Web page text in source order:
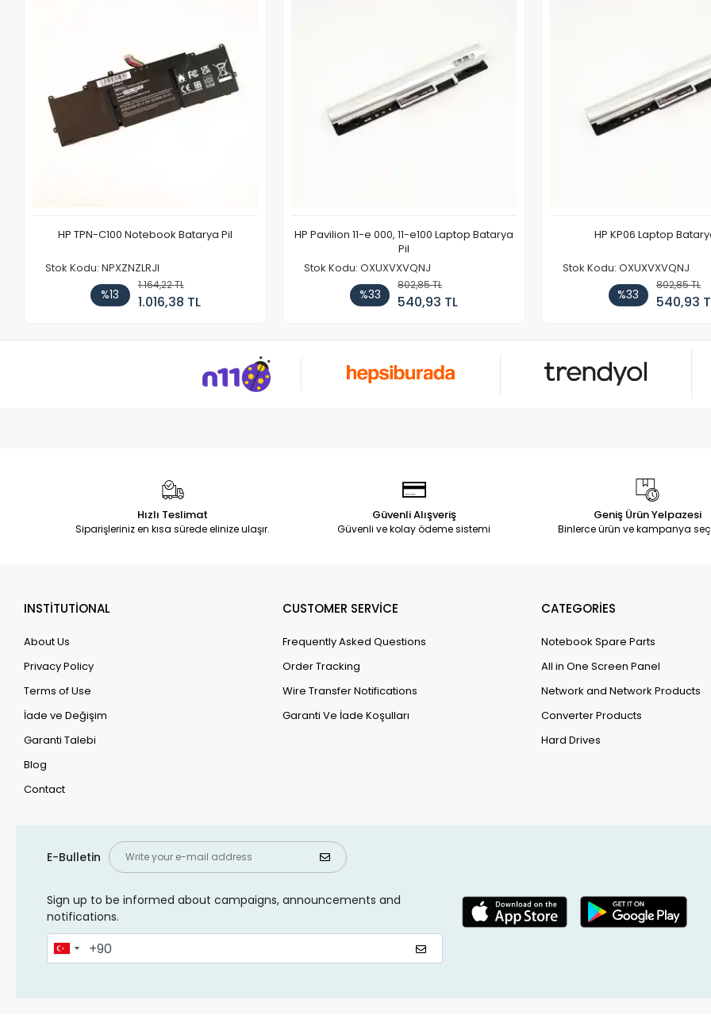
HP TPN-C100 Notebook Batarya Pil
Stok Kodu: NPXZNZLRJI
%13
1.164,22 TL
1.016,38 TL
HP Pavilion 11-e 000, 11-e100 Laptop Batarya
Pil
Stok Kodu: OXUXVXVQNJ
%33
802,85 TL
540,93 TL
HP KP06 Laptop
Stok Kodu: OXUXVXVQNJ
%33
802,85 TL
540,93
Hızlı Teslimat
Siparişleriniz en kısa sürede elinize ulaşır.
Güvenli Alışveriş
Güvenli ve kolay ödeme sistemi
Geniş Ürün Yelpazesi
Binlerce ürün ve kampanya
INSTİTUTİONAL
About Us
Privacy Policy
Terms of Use
İade ve Değişim
Garanti Talebi
Blog
Contact
CUSTOMER SERVİCE
Frequently Asked Questions
Order Tracking
Wire Transfer Notifications
Garanti Ve İade Koşulları
CATEGORİES
Notebook Spare Parts
All in One Screen Panel
Network and Network Products
Converter Products
Hard Drives
E-Bulletin
Sign up to be informed about campaigns, announcements and
notifications.